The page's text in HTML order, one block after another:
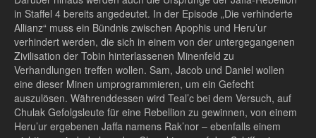
in Staffel 4 bereits angedeutet. In der Episode „Die verhinderte
Allianz“ muss ein Bündnis zwischen Apophis und Heru’ur
verhindert werden, die sich in einem von der untergegangenen
Zivilisation der Tobin hinterlassenen Minenfeld zu
Verhandlungen treffen wollen. Sam, Jacob und Daniel wollen
eine dieser Minen umprogrammieren, um ein Gefecht
auszulösen. Währenddessen wird Teal’c bei dem Versuch, auf
Chulak Gefolgsleute für eine Rebellion zu gewinnen, von einem
Heru’ur ergebenen Jaffa namens Rak’nor – ebenfalls einem